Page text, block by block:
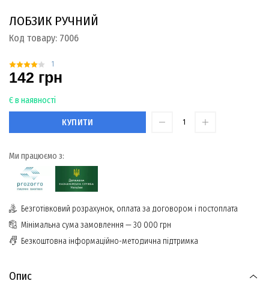
ЛОБЗИК РУЧНИЙ
Код товару: 7006
1
142 грн
Є в наявності
КУПИТИ
Ми працюємо з:
Безготівковий розрахунок, оплата за договором і постоплата
Мінімальна сума замовлення — 30 000 грн
Безкоштовна інформаційно-методична підтримка
Опис